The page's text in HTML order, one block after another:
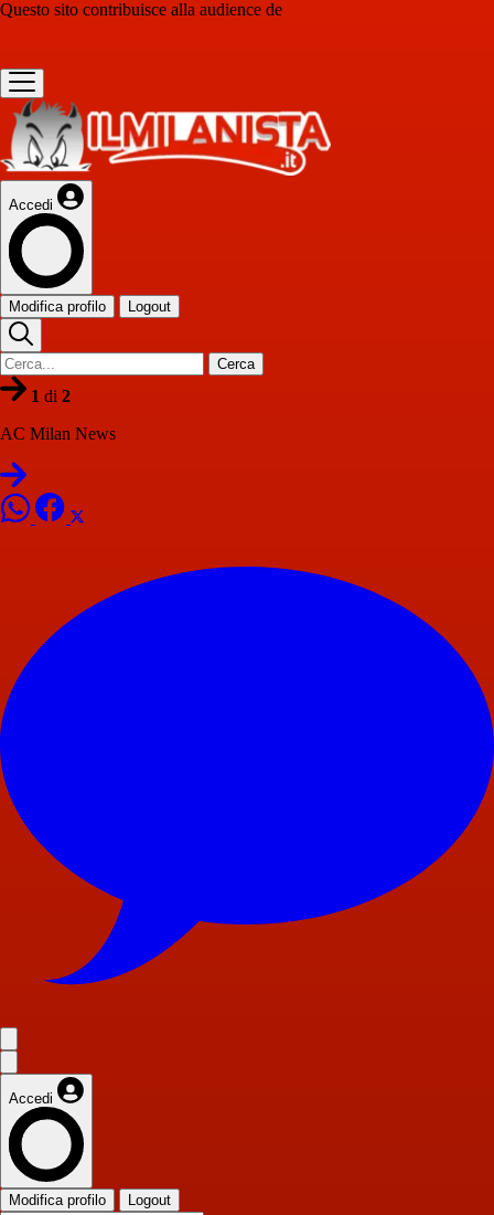
Questo sito contribuisce alla audience de
Accedi
Modifica profilo Logout
Cerca
1 di 2
AC Milan News
Accedi
Modifica profilo Logout